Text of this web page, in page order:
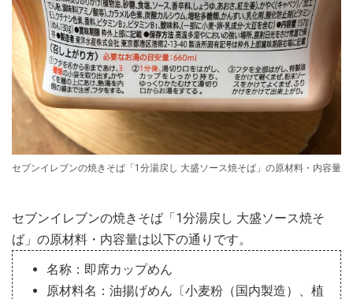
セブンイレブンの焼きそば「1分湯戻し 大盛ソース焼そば」の原材料・内容量
セブンイレブンの焼きそば「1分湯戻し 大盛ソース焼そ
ば」の原材料・内容量は以下の通りです。
名称：即席カップめん
原材料名：油揚げめん〔小麦粉（国内製造）、植